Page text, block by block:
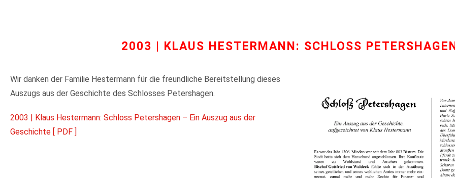
2003 | KLAUS HESTERMANN: SCHLOSS PETERSHAGEN
Wir danken der Familie Hestermann für die freundliche Bereitstellung dieses
Auszugs aus der Geschichte des Schlosses Petershagen.
2003 | Klaus Hestermann: Schloss Petershagen – Ein Auszug aus der
Geschichte [ PDF ]